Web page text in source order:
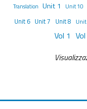
Translation Unit 1 Unit 10
Unit 6 Unit 7 Unit 8 Unit
Vol 1